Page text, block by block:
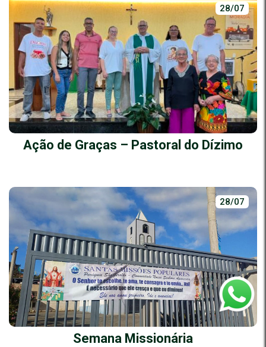
28/07
Ação de Graças – Pastoral do Dízimo
28/07
Semana Missionária